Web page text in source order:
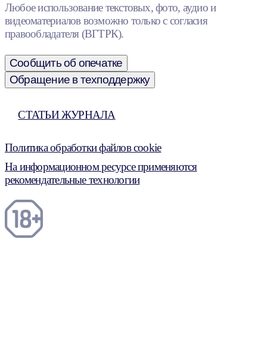
Любое использование текстовых, фото, аудио и
видеоматериалов возможно только с согласия
правообладателя (ВГТРК).
Сообщить об опечатке
Обращение в техподдержку
СТАТЬИ ЖУРНАЛА
Политика обработки файлов cookie
На информационном ресурсе применяются
рекомендательные технологии